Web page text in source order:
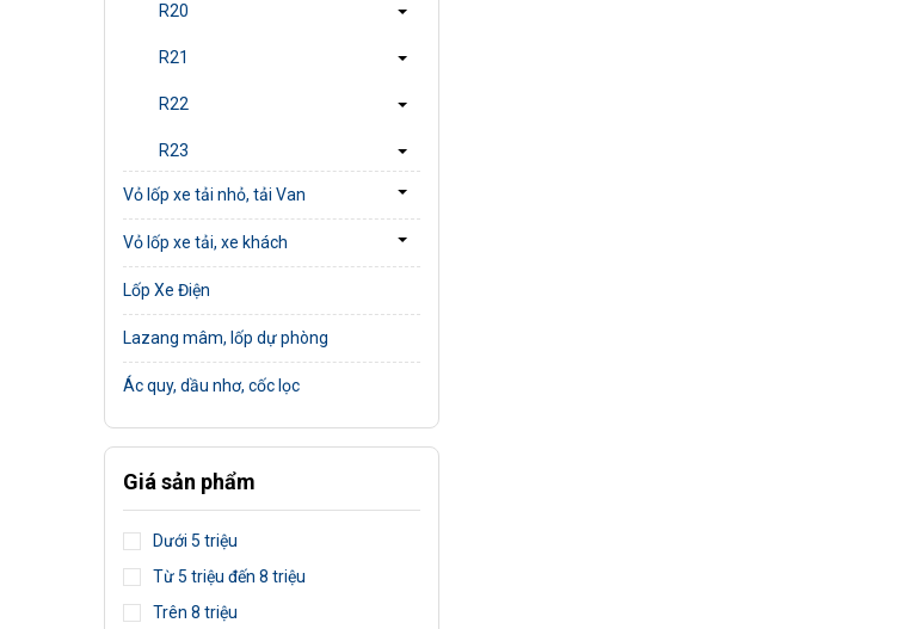
R20
R21
R22
R23
Vỏ lốp xe tải nhỏ, tải Van
Vỏ lốp xe tải, xe khách
Lốp Xe Điện
Lazang mâm, lốp dự phòng
Ác quy, dầu nhơ, cốc lọc
Giá sản phẩm
Dưới 5 triệu
Từ 5 triệu đến 8 triệu
Trên 8 triệu